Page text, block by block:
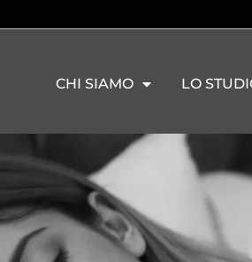
CHI SIAMO LO